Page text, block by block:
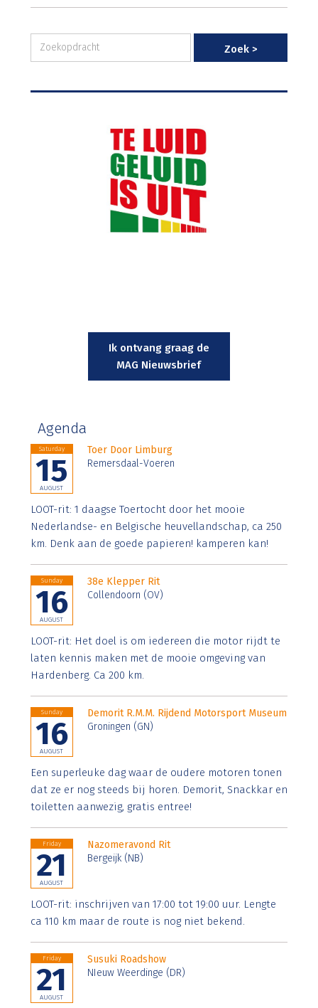
Ik ontvang graag de
MAG Nieuwsbrief
Agenda
Saturday
15
AUGUST
Toer Door Limburg
Remersdaal-Voeren
LOOT-rit: 1 daagse Toertocht door het mooie
Nederlandse- en Belgische heuvellandschap, ca 250
km. Denk aan de goede papieren! kamperen kan!
Sunday
16
AUGUST
38e Klepper Rit
Collendoorn (OV)
LOOT-rit: Het doel is om iedereen die motor rijdt te
laten kennis maken met de mooie omgeving van
Hardenberg. Ca 200 km.
Sunday
16
AUGUST
Demorit R.M.M. Rijdend Motorsport Museum
Groningen (GN)
Een superleuke dag waar de oudere motoren tonen
dat ze er nog steeds bij horen. Demorit, Snackkar en
toiletten aanwezig, gratis entree!
Friday
21
AUGUST
Nazomeravond Rit
Bergeijk (NB)
LOOT-rit: inschrijven van 17:00 tot 19:00 uur. Lengte
ca 110 km maar de route is nog niet bekend.
Friday
21
AUGUST
Susuki Roadshow
NIeuw Weerdinge (DR)